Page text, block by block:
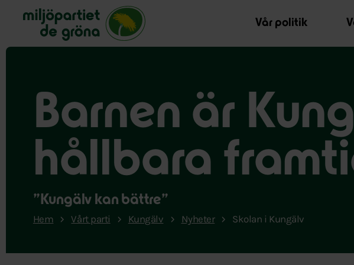
Miljöpartiet de gröna, startsida
Vår politik
Barnen är
hållbara
”Kungälv kan bättre”
Hem Vårt parti Kungälv Nyheter Skolan i Kungälv